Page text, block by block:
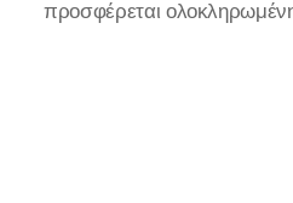
προσφέρεται